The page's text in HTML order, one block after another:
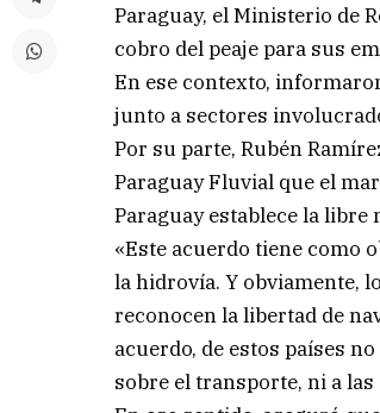
Paraguay, el Ministerio de
cobro del peaje para sus
En ese contexto,
junto a sectores
Por su parte, Rubén
Paraguay Fluvial que el
Paraguay establece la libre
«Este acuerdo tiene como
la hidrovía. Y obviamente,
reconocen la libertad de
acuerdo, de estos países
sobre el transporte, ni a